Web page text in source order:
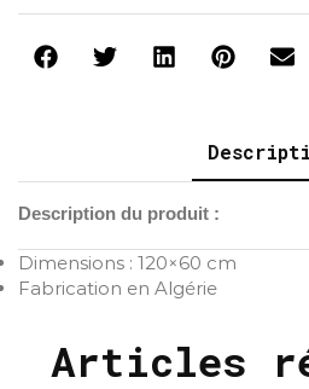
Description du produit :
Dimensions : 120×60 cm
Fabrication en Algérie
Articles